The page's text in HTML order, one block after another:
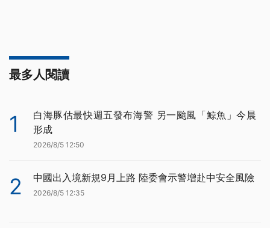
最多人閱讀
1
白海豚估最快週五發布海警 另一颱風「鯨魚」今晨
形成
2026/8/5 12:50
2 中國出入境新規9月上路 陸委會示警增赴中安全風險
2026/8/5 12:35